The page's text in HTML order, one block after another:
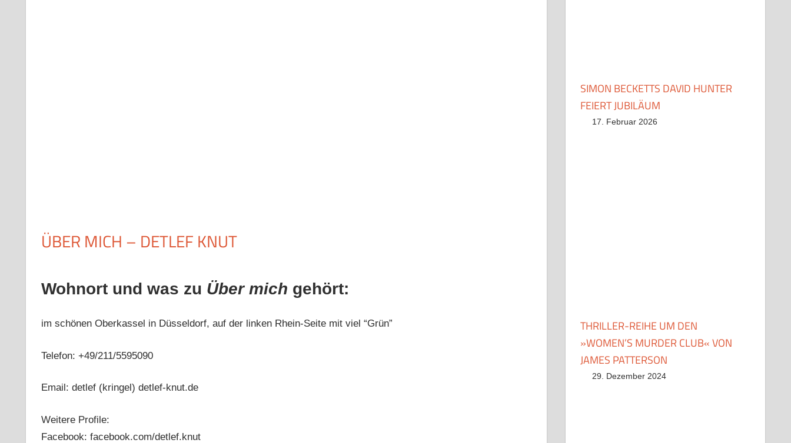
ÜBER MICH – DETLEF KNUT
Wohnort und was zu Über mich gehört:
im schönen Oberkassel in Düsseldorf, auf der linken Rhein-Seite mit viel “Grün”
Telefon: +49/211/5595090
Email: detlef (kringel) detlef-knut.de
Weitere Profile:
Facebook: facebook.com/detlef.knut
SIMON BECKETTS DAVID HUNTER
FEIERT JUBILÄUM
17. Februar 2026
THRILLER-REIHE UM DEN
»WOMEN’S MURDER CLUB« VON
JAMES PATTERSON
29. Dezember 2024